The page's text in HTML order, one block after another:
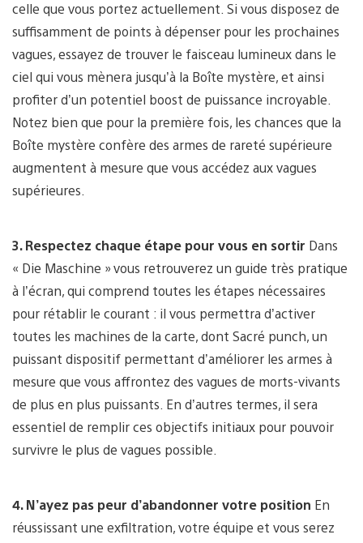
celle que vous portez actuellement. Si vous disposez de
suffisamment de points à dépenser pour les prochaines
vagues, essayez de trouver le faisceau lumineux dans le
ciel qui vous mènera jusqu’à la Boîte mystère, et ainsi
profiter d’un potentiel boost de puissance incroyable.
Notez bien que pour la première fois, les chances que la
Boîte mystère confère des armes de rareté supérieure
augmentent à mesure que vous accédez aux vagues
supérieures.
3. Respectez chaque étape pour vous en sortir Dans
« Die Maschine » vous retrouverez un guide très pratique
à l’écran, qui comprend toutes les étapes nécessaires
pour rétablir le courant : il vous permettra d’activer
toutes les machines de la carte, dont Sacré punch, un
puissant dispositif permettant d’améliorer les armes à
mesure que vous affrontez des vagues de morts-vivants
de plus en plus puissants. En d’autres termes, il sera
essentiel de remplir ces objectifs initiaux pour pouvoir
survivre le plus de vagues possible.
4. N’ayez pas peur d’abandonner votre position En
réussissant une exfiltration, votre équipe et vous serez